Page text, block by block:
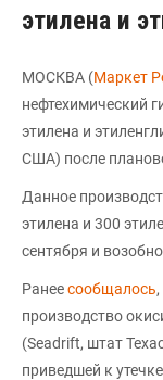
этилена и
МОСКВА (Маркет
нефтехимический
этилена и
США) после
Данное
этилена и 300
сентября и
Ранеесообщалось
производство
(Seadrift, штат
приведшей к